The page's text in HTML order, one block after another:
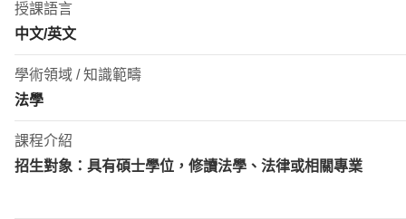
授課語言
中文/英文
學術領域 / 知識範疇
法學
課程介紹
招生對象： 具有碩士學位，修讀法學、法律或相關專業